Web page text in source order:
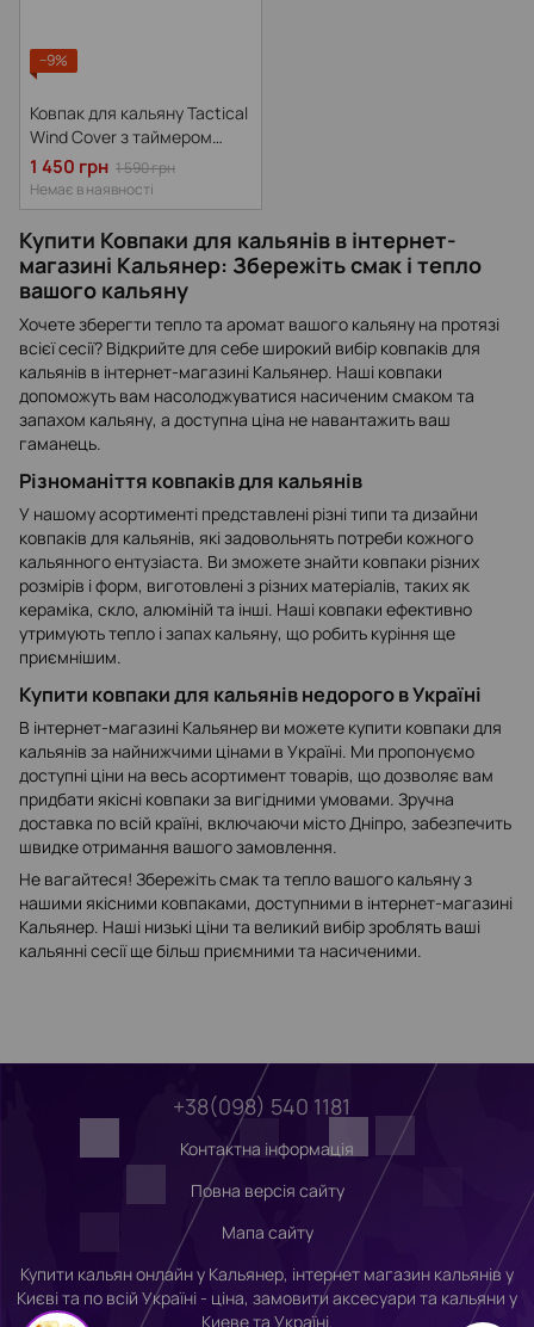
−9%
Ковпак для кальяну Tactical
Wind Cover з таймером
Black 20 см, Чорний
1 450 грн 1 590 грн
Немає в наявності
Купити Ковпаки для кальянів в інтернет-
магазині Кальянер: Збережіть смак і тепло
вашого кальяну
Хочете зберегти тепло та аромат вашого кальяну на протязі
всієї сесії? Відкрийте для себе широкий вибір ковпаків для
кальянів в інтернет-магазині Кальянер. Наші ковпаки
допоможуть вам насолоджуватися насиченим смаком та
запахом кальяну, а доступна ціна не навантажить ваш
гаманець.
Різноманіття ковпаків для кальянів
У нашому асортименті представлені різні типи та дизайни
ковпаків для кальянів, які задовольнять потреби кожного
кальянного ентузіаста. Ви зможете знайти ковпаки різних
розмірів і форм, виготовлені з різних матеріалів, таких як
кераміка, скло, алюміній та інші. Наші ковпаки ефективно
утримують тепло і запах кальяну, що робить куріння ще
приємнішим.
Купити ковпаки для кальянів недорого в Україні
В інтернет-магазині Кальянер ви можете купити ковпаки для
кальянів за найнижчими цінами в Україні. Ми пропонуємо
доступні ціни на весь асортимент товарів, що дозволяє вам
придбати якісні ковпаки за вигідними умовами. Зручна
доставка по всій країні, включаючи місто Дніпро, забезпечить
швидке отримання вашого замовлення.
Не вагайтеся! Збережіть смак та тепло вашого кальяну з
нашими якісними ковпаками, доступними в інтернет-магазині
Кальянер. Наші низькі ціни та великий вибір зроблять ваші
кальянні сесії ще більш приємними та насиченими.
+38(098) 540 1181
Контактна інформація
Повна версія сайту
Мапа сайту
Купити кальян онлайн у Кальянер, інтернет магазин кальянів у
Києві та по всій Україні - ціна, замовити аксесуари та кальяни у
Киеве та Україні.